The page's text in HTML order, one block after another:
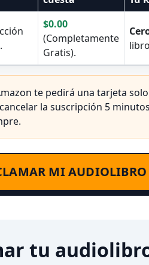
$0.00
(Completamente
Gratis).
te pedirá una tarjeta
la suscripción 5
MI
tu